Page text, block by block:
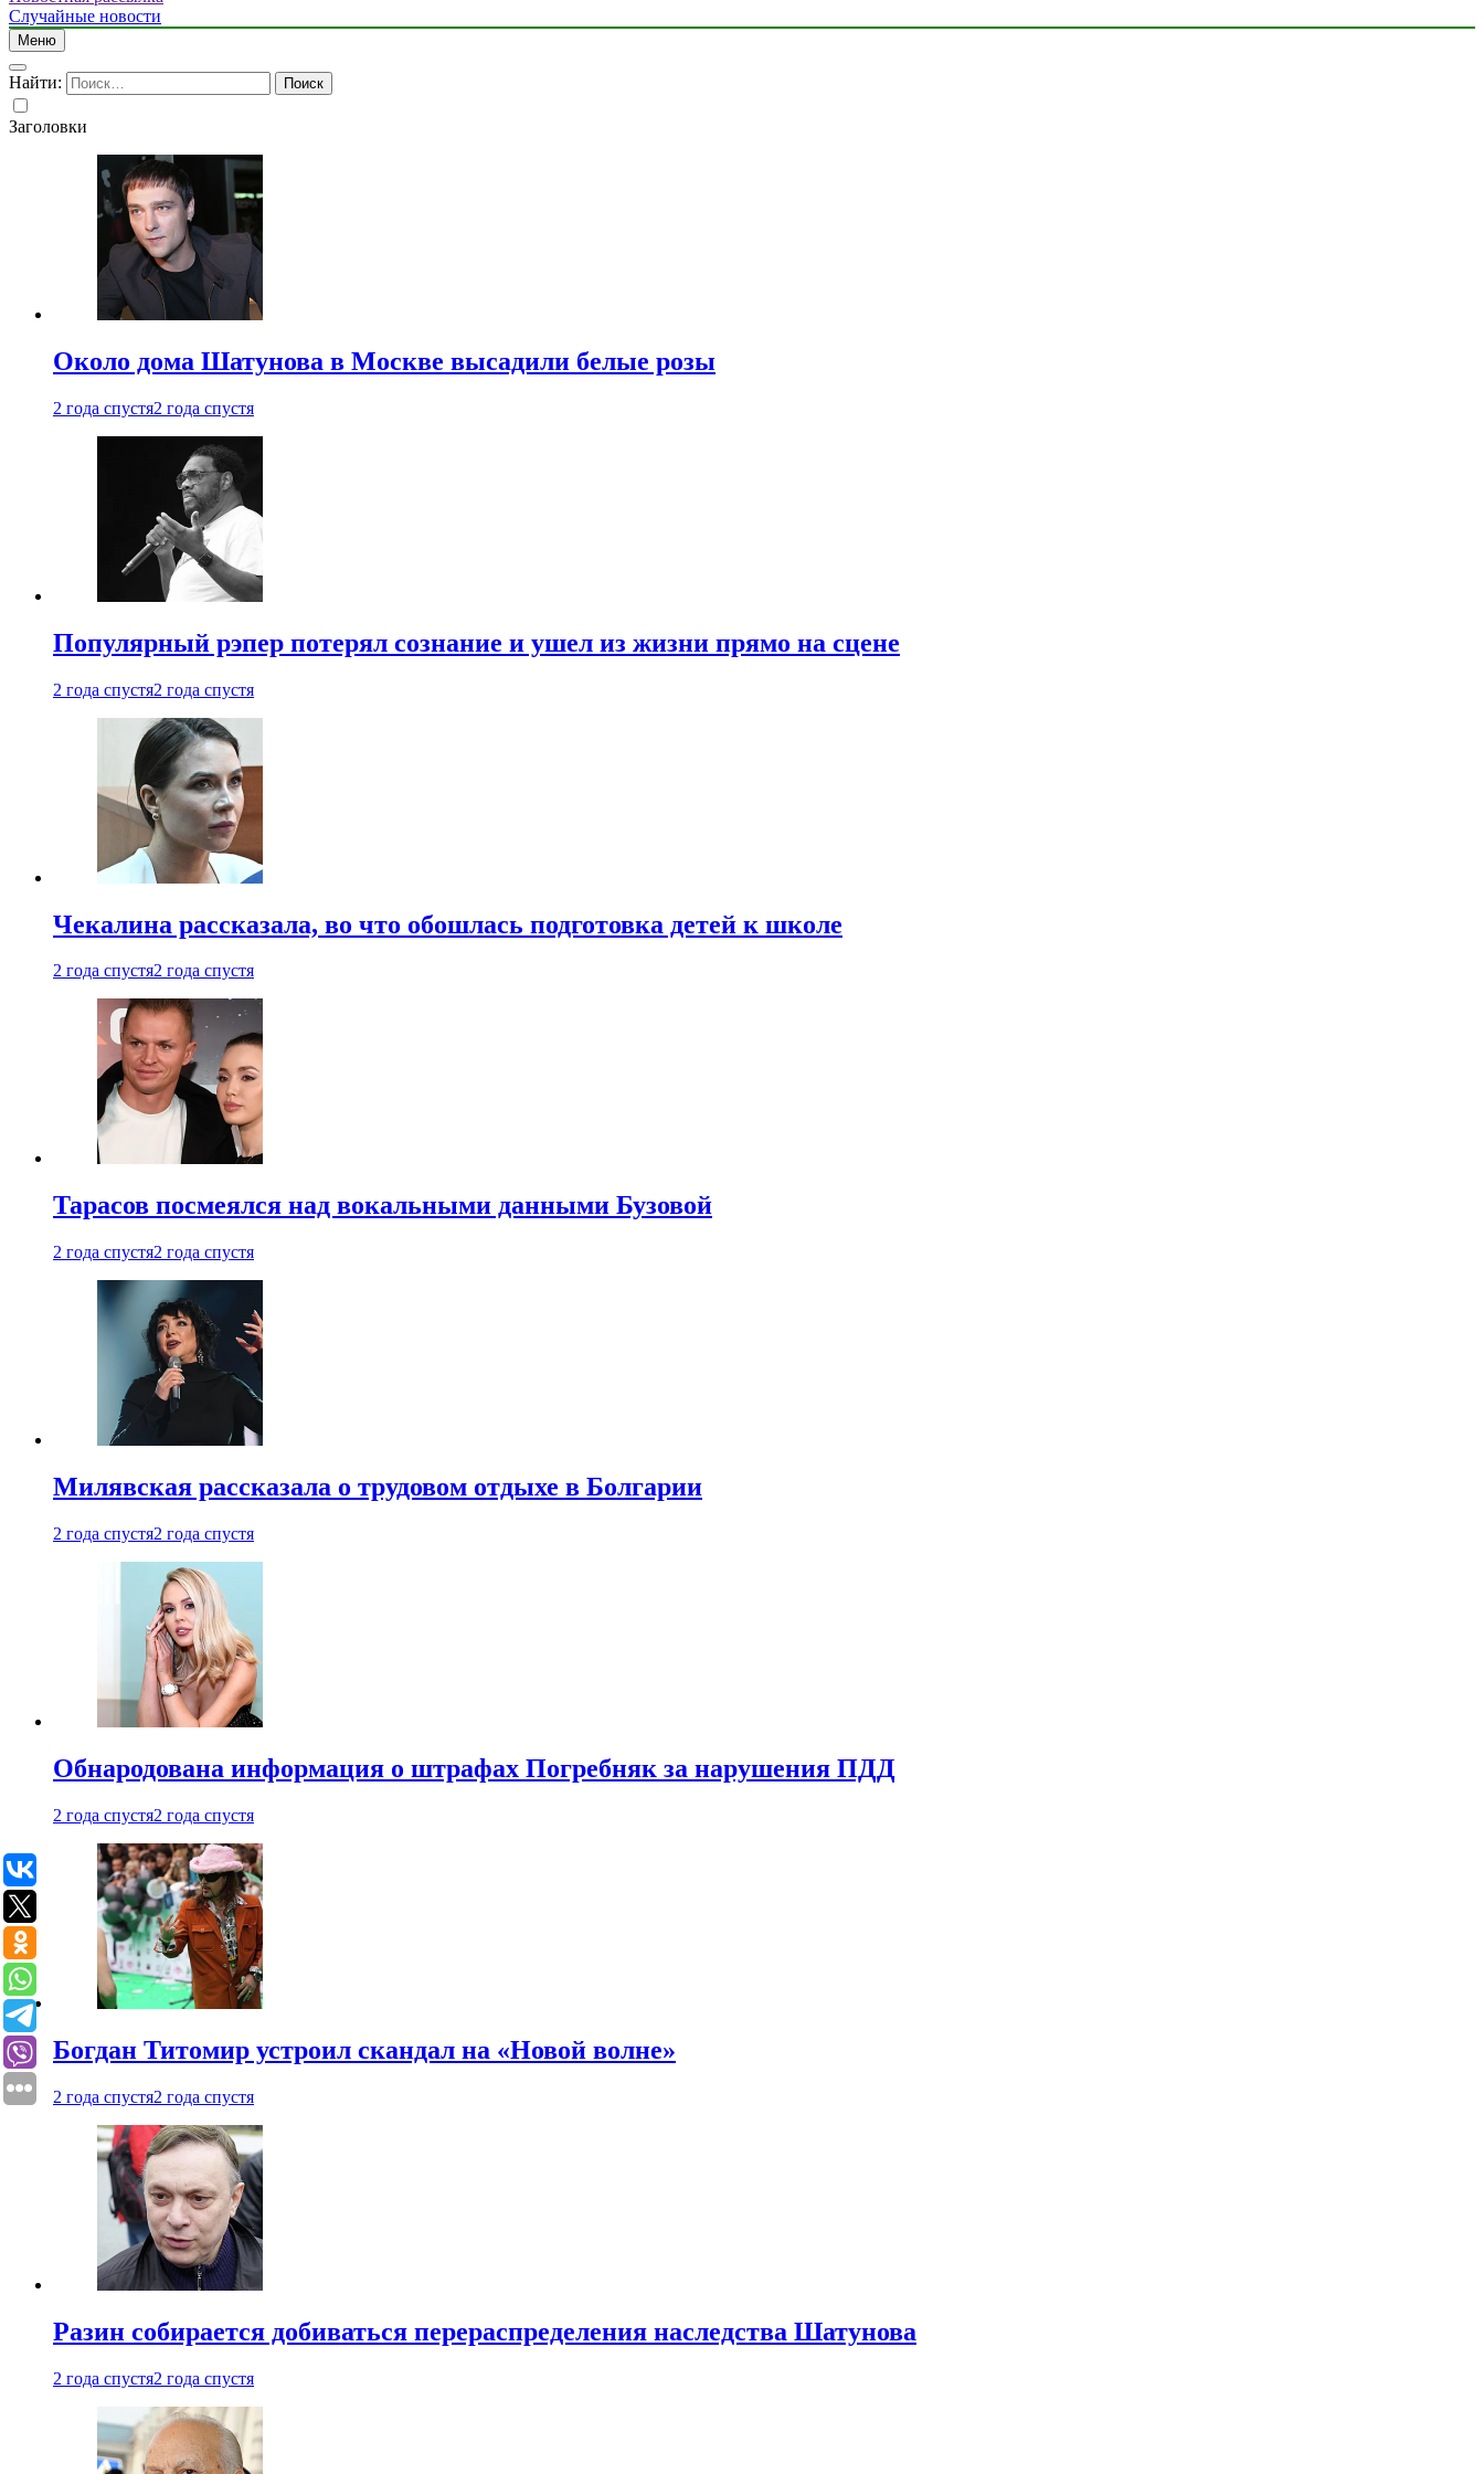
Случайные новости
Меню
Найти:
Заголовки
Около дома Шатунова в Москве высадили белые розы
2 года спустя2 года спустя
Популярный рэпер потерял сознание и ушел из жизни прямо на сцене
2 года спустя2 года спустя
Чекалина рассказала, во что обошлась подготовка детей к школе
2 года спустя2 года спустя
Тарасов посмеялся над вокальными данными Бузовой
2 года спустя2 года спустя
Милявская рассказала о трудовом отдыхе в Болгарии
2 года спустя2 года спустя
Обнародована информация о штрафах Погребняк за нарушения ПДД
2 года спустя2 года спустя
Богдан Титомир устроил скандал на «Новой волне»
2 года спустя2 года спустя
Разин собирается добиваться перераспределения наследства Шатунова
2 года спустя2 года спустя